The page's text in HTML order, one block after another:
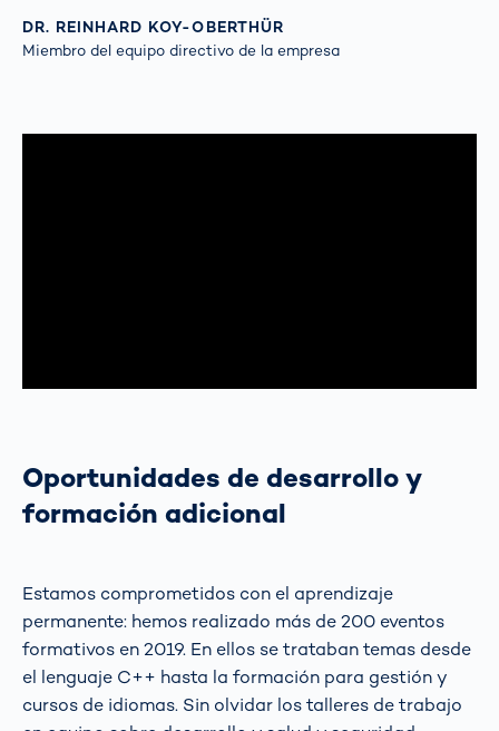
DR. REINHARD KOY-OBERTHÜR
Miembro del equipo directivo de la empresa
Oportunidades de desarrollo y
formación adicional
Estamos comprometidos con el aprendizaje
permanente: hemos realizado más de 200 eventos
formativos en 2019. En ellos se trataban temas desde
el lenguaje C++ hasta la formación para gestión y
cursos de idiomas. Sin olvidar los talleres de trabajo